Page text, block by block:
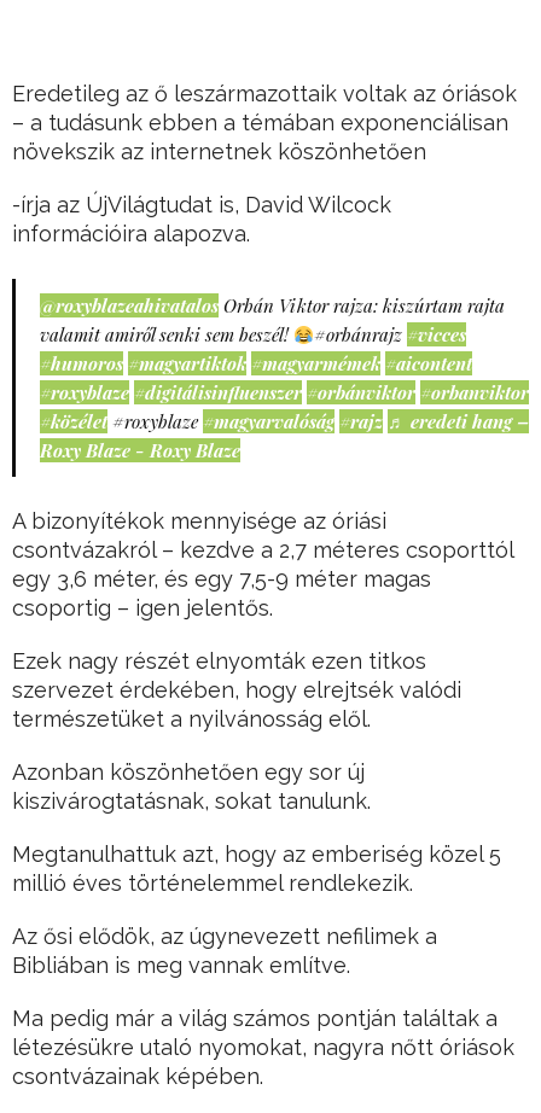
Eredetileg az ő leszármazottaik voltak az óriások
– a tudásunk ebben a témában exponenciálisan
növekszik az internetnek köszönhetően
-írja az ÚjVilágtudat is, David Wilcock
információira alapozva.
@roxyblazeahivatalos Orbán Viktor rajza: kiszúrtam rajta
valamit amiről senki sem beszél!
#orbánrajz #vicces
#humoros #magyartiktok #magyarmémek #aicontent
#roxyblaze #digitálisinfluenszer #orbánviktor #orbanviktor
#közélet #roxyblaze #magyarvalóság #rajz ♬ eredeti hang –
Roxy Blaze - Roxy Blaze
A bizonyítékok mennyisége az óriási
csontvázakról – kezdve a 2,7 méteres csoporttól
egy 3,6 méter, és egy 7,5-9 méter magas
csoportig – igen jelentős.
Ezek nagy részét elnyomták ezen titkos
szervezet érdekében, hogy elrejtsék valódi
természetüket a nyilvánosság elől.
Azonban köszönhetően egy sor új
kiszivárogtatásnak, sokat tanulunk.
Megtanulhattuk azt, hogy az emberiség közel 5
millió éves történelemmel rendlekezik.
Az ősi elődök, az úgynevezett nefilimek a
Bibliában is meg vannak említve.
Ma pedig már a világ számos pontján találtak a
létezésükre utaló nyomokat, nagyra nőtt óriások
csontvázainak képében.